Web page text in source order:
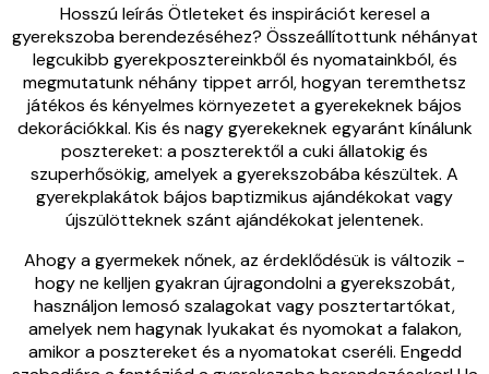
Hosszú leírás Ötleteket és inspirációt keresel a
gyerekszoba berendezéséhez? Összeállítottunk néhányat
legcukibb gyerekposztereinkből és nyomatainkból, és
megmutatunk néhány tippet arról, hogyan teremthetsz
játékos és kényelmes környezetet a gyerekeknek bájos
dekorációkkal. Kis és nagy gyerekeknek egyaránt kínálunk
posztereket: a poszterektől a cuki állatokig és
szuperhősökig, amelyek a gyerekszobába készültek. A
gyerekplakátok bájos baptizmikus ajándékokat vagy
újszülötteknek szánt ajándékokat jelentenek.
Ahogy a gyermekek nőnek, az érdeklődésük is változik -
hogy ne kelljen gyakran újragondolni a gyerekszobát,
használjon lemosó szalagokat vagy posztertartókat,
amelyek nem hagynak lyukakat és nyomokat a falakon,
amikor a posztereket és a nyomatokat cseréli. Engedd